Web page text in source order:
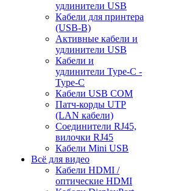
удлинители USB
Кабели для принтера
(USB-B)
Активные кабели и
удлинители USB
Кабели и
удлинители Type-C -
Type-C
Кабели USB COM
Патч-корды UTP
(LAN кабели)
Соединители RJ45,
вилочки RJ45
Кабели Mini USB
Всё для видео
Кабели HDMI /
оптические HDMI